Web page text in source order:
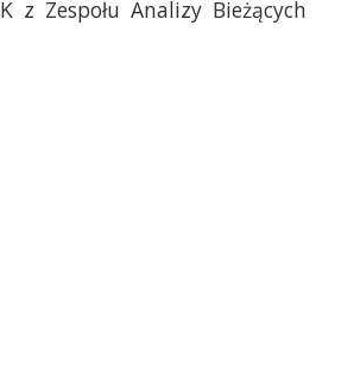
z Zespołu Analizy Bieżących